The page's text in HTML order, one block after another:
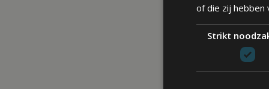
of die zij hebben
Strikt